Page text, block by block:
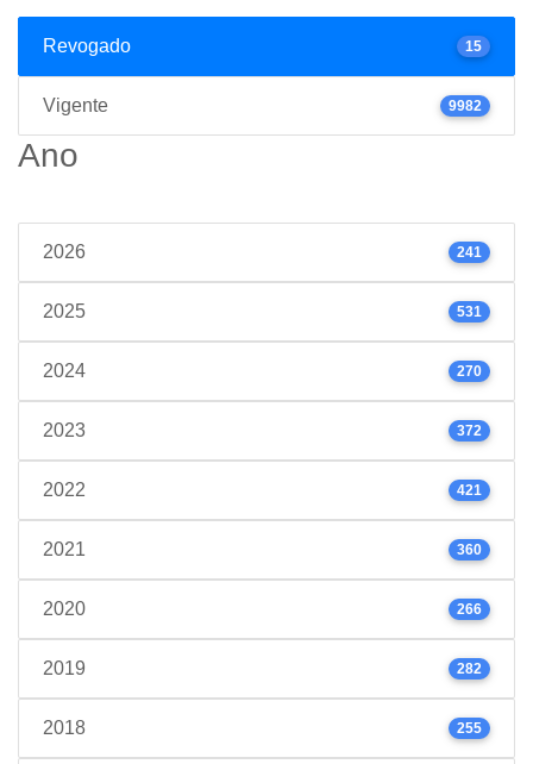
Revogado 15
Vigente 9982
Ano
2026 241
2025 531
2024 270
2023 372
2022 421
2021 360
2020 266
2019 282
2018 255